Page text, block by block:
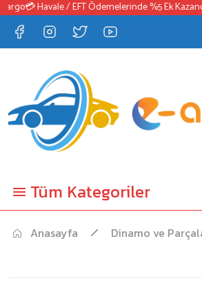
💳 Havale / EFT Ödemelerinde %5 Ek Kazanç📦
Tüm Kategoriler
Anasayfa Dinamo ve